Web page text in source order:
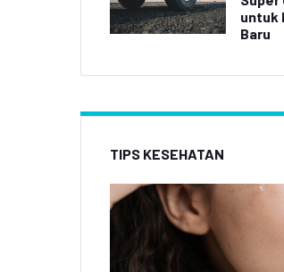
untuk
Baru
TIPS KESEHATAN